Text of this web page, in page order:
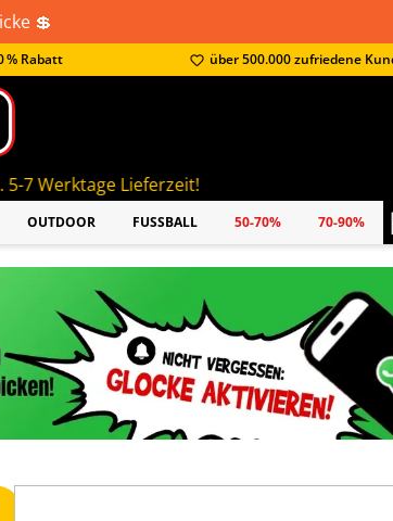
💲
% Rabatt über 500.000 zufriedene
OUTDOOR FUSSBALL 50-70% 70-90%